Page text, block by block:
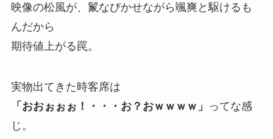
映像の松風が、鬣なびかせながら颯爽と駆けるも
んだから
期待値上がる罠。
実物出てきた時客席は
「おおぉぉぉ！・・・お？おｗｗｗｗ」 ってな感
じ。